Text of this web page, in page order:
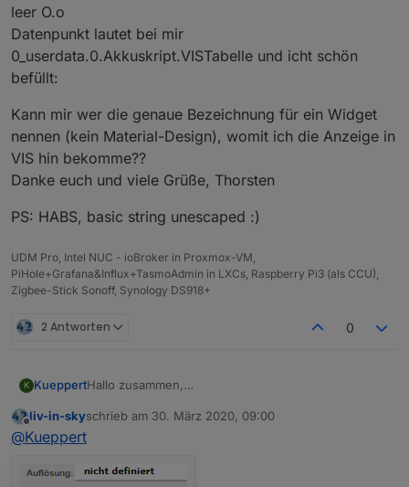
leer O.o
Datenpunkt lautet bei mir
0_userdata.0.Akkuskript.VISTabelle und icht schön
befüllt:
Kann mir wer die genaue Bezeichnung für ein Widget
nennen (kein Material-Design), womit ich die Anzeige in
VIS hin bekomme??
Danke euch und viele Grüße, Thorsten
PS: HABS, basic string unescaped :)
UDM Pro, Intel NUC - ioBroker in Proxmox-VM,
PiHole+Grafana&Influx+TasmoAdmin in LXCs, Raspberry Pi3 (als CCU),
Zigbee-Stick Sonoff, Synology DS918+
2 Antworten 0
K KueppertHallo zusammen,
(natürlich auch den 1.). Skript läuft bei mir auf
blöde an bei der EInbindung in VIS via Widget. Habe
Kann mir wer die genaue Bezeichnung für ein
Danke euch und viele Grüße, Thorsten
Offline
liv-in-skyschrieb am 30. März 2020, 09:00
zuletzt editiert von
@Kueppert